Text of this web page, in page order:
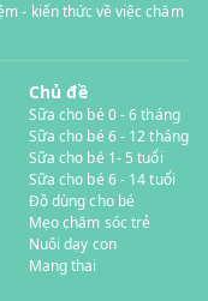
- kiến thức về việc chăm
Chủ đề
Sữa cho bé 0 - 6 tháng
Sữa cho bé 6 - 12 tháng
Sữa cho bé 1- 5 tuổi
Sữa cho bé 6 - 14 tuổi
Đồ dùng cho bé
Mẹo chăm sóc trẻ
Nuôi dạy con
Mang thai